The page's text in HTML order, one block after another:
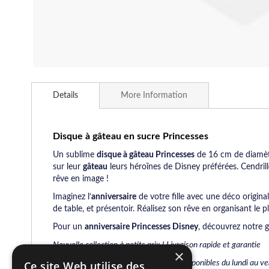
to
gallery
Details
Disque à gâteau en sucre Princesses
Un sublime disque à gâteau Princesses de 16 cm de
sur leur gâteau leurs héroïnes de Disney préférées.
rêve en image !
Imaginez l’anniversaire de votre fille avec une déco
de table, et présentoir. Réalisez son rêve en organisant le
Pour un anniversaire Princesses Disney, découvrez notre
Nouvelle collection à petits prix ! Livraison rapide et garantie
Une équipe de conseillers spécialisés, disponibles du lundi au
More Information
×
Ce site Web utilise des